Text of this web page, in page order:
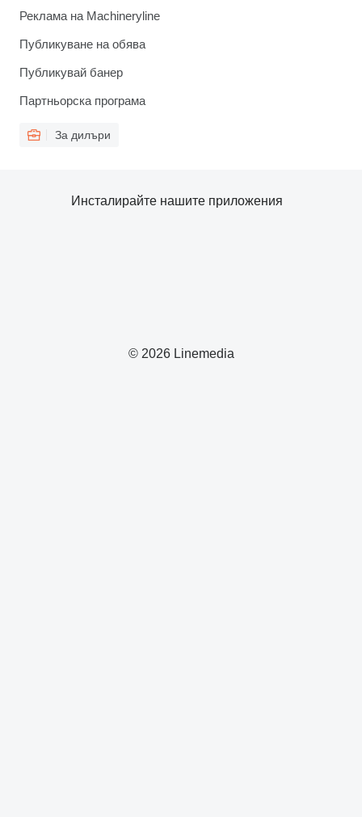
Реклама на Machineryline
Публикуване на обява
Публикувай банер
Партньорска програма
За дилъри
© 2026 Linemedia
Инсталирайте нашите приложения